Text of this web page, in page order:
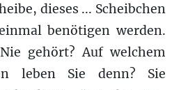
dieses ... Scheibchen
benöti­gen wer­den.
Nie gehört? Auf welchem
leben Sie denn? Sie